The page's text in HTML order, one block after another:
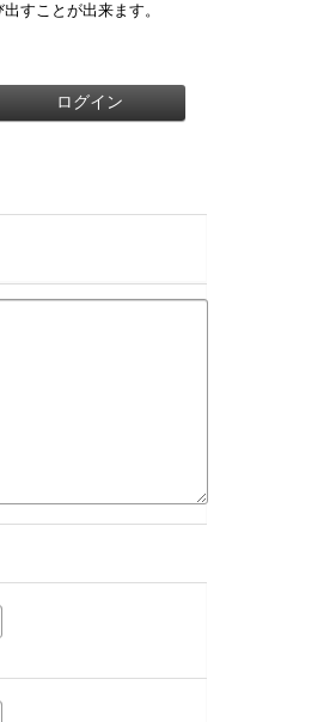
すことが出来ます。